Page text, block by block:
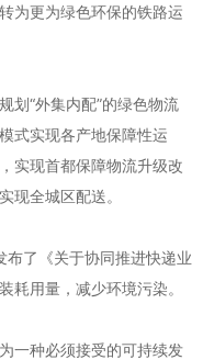
为更为绿色环保的铁路运
“外集内配”的绿色物流
式实现各产地保障性运
实现首都保障物流升级改
现全城区配送。
了《关于协同推进快递业
耗用量，减少环境污染。
种必须接受的可持续发